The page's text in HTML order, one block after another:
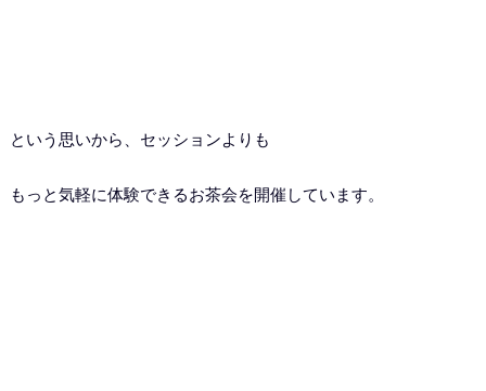
という思いから、セッションよりも
もっと気軽に体験できるお茶会を開催しています。